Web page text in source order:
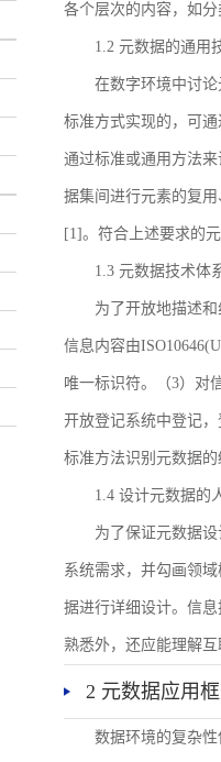
各个层次的内容，如
1.2 元数据的通用
在数字环境中讨
标准方式实现的，可
通过标准或通用方法
据集间进行元素的复
[1]。符合上述要求的
1.3 元数据技术体
为了开放地描述
信息内容由
唯一标识符。（3）对
开放登记系统中登记
标准方法识别元数据
1.4 设计元数据的
为了保证元数据
系统需求，并勾画领
据进行详细设计。信
熟悉外，还应能理解
2 元数据应用
数据环境的复杂